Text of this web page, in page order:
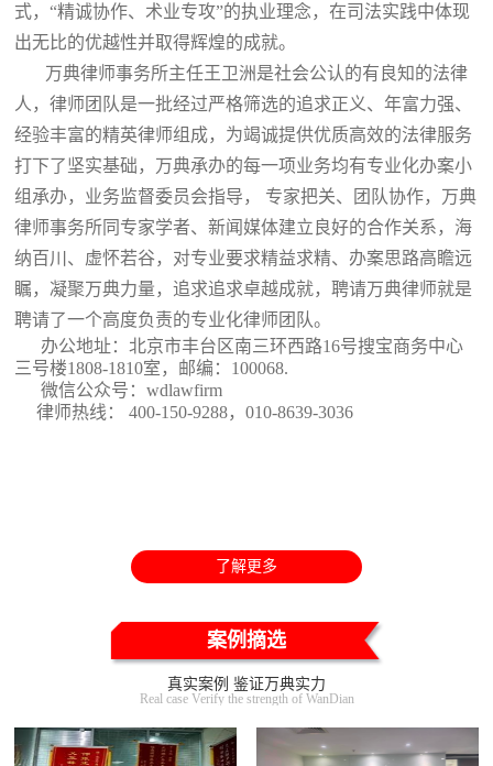
式，“精诚协作、术业专攻”的执业理念，在司法实践中体现
出无比的优越性并取得辉煌的成就。
万典律师事务所主任王卫洲是社会公认的有良知的法律
人，律师团队是一批经过严格筛选的追求正义、年富力强、
经验丰富的精英律师组成，为竭诚提供优质高效的法律服务
打下了坚实基础，万典承办的每一项业务均有专业化办案小
组承办，业务监督委员会指导， 专家把关、团队协作，万典
律师事务所同专家学者、新闻媒体建立良好的合作关系，海
纳百川、虚怀若谷，对专业要求精益求精、办案思路高瞻远
瞩，凝聚万典力量，追求追求卓越成就，聘请万典律师就是
聘请了一个高度负责的专业化律师团队。
办公地址：北京市丰台区南三环西路16号搜宝商务中心
三号楼1808-1810室 ，邮编：100068.
微信公众号：wdlawfirm
律师热线： 400-150-9288，010-8639-3036
了解更多
案例摘选
真实案例 鉴证万典实力
Real case Verify the strength of WanDian